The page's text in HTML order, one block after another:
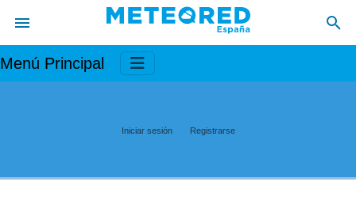
Menú Principal
Iniciar sesión Registrarse